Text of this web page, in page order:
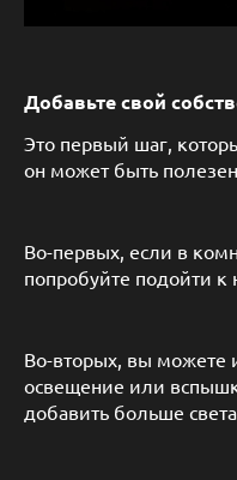
Добавьте свой
Это первый шаг,
он может быть
Во-первых, если в
попробуйте подойти
Во-вторых, вы можете
освещение или
добавить больше